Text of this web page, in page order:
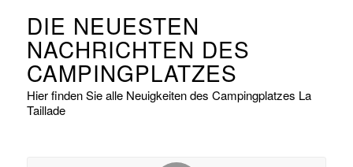
DIE NEUESTEN
NACHRICHTEN DES
CAMPINGPLATZES
Hier finden Sie alle Neuigkeiten des Campingplatzes La
Taillade